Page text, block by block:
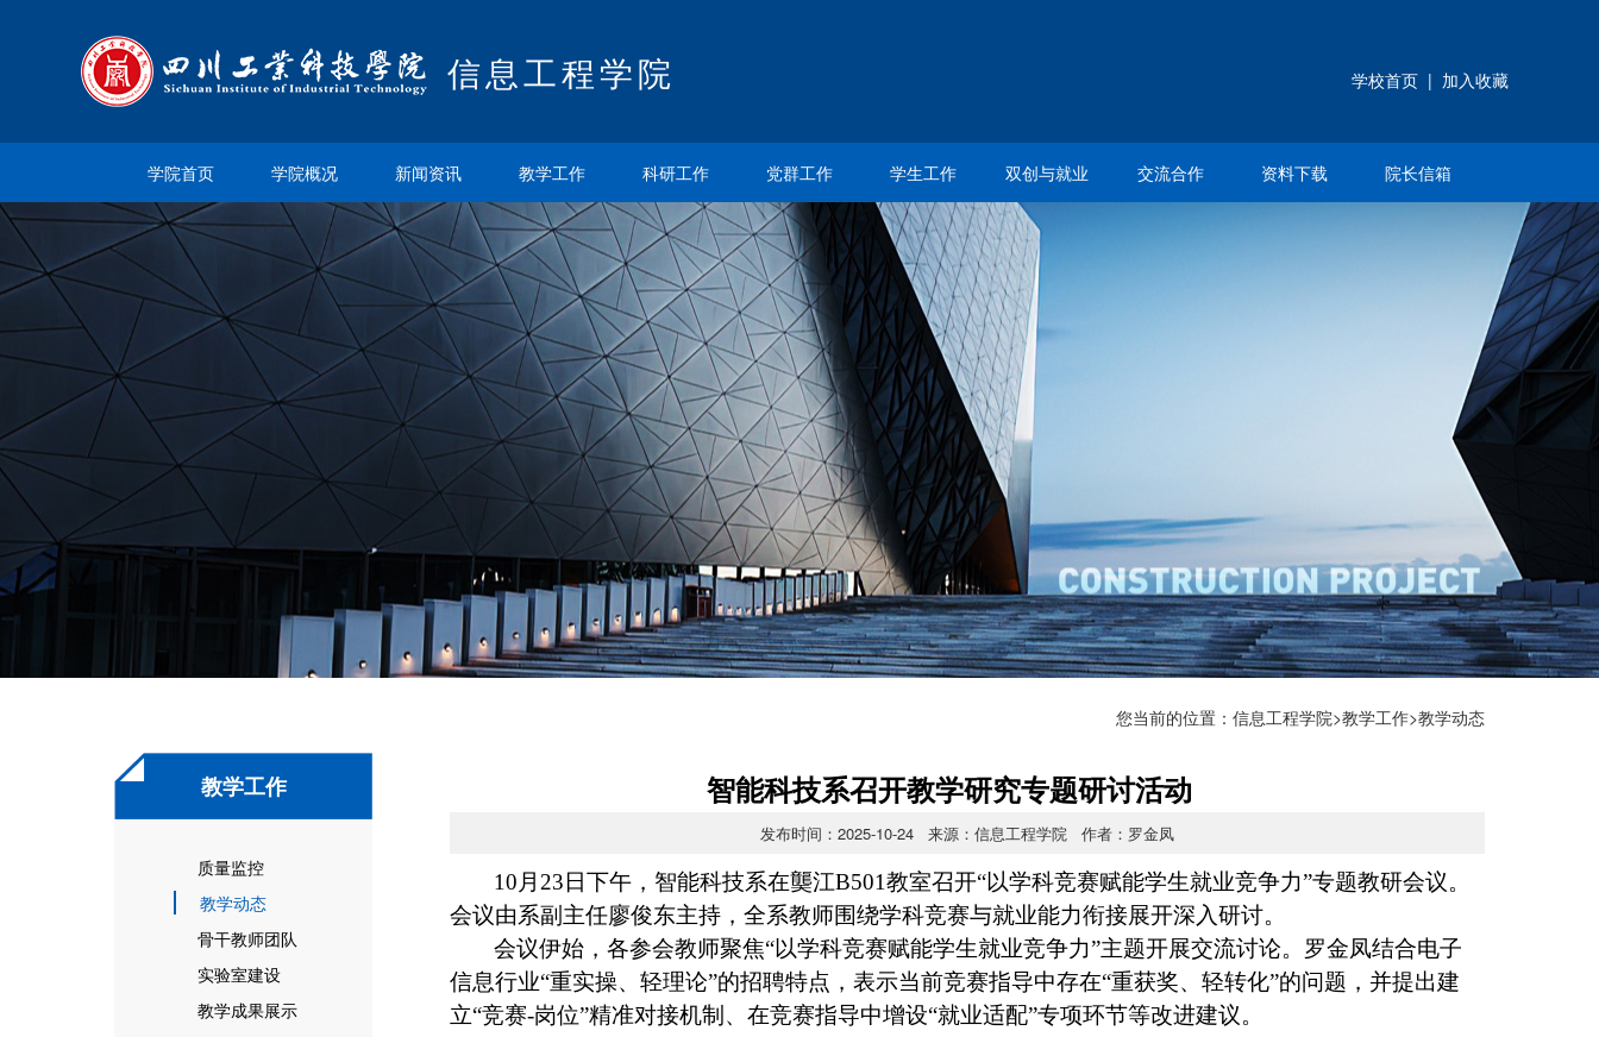
信息工程学院 学校首页 | 加入收藏
学院首页 学院概况 新闻资讯 教学工作 科研工作 党群工作 学生工作 双创与就业 交流合作 资料下载 院长信箱
教学工作
质量监控
教学动态
骨干教师团队
实验室建设
教学成果展示
您当前的位置： 信息工程学院>教学工作>教学动态
智能科技系召开教学研究专题研讨活动
发布时间：2025-10-24 来源：信息工程学院 作者：罗金凤
10月23日下午，智能科技系在龑江B501教室召开“以学科竞赛赋能学生就业竞争力”专题教研会议。
会议由系副主任廖俊东主持，全系教师围绕学科竞赛与就业能力衔接展开深入研讨。
会议伊始，各参会教师聚焦“以学科竞赛赋能学生就业竞争力”主题开展交流讨论。罗金凤结合电子
信息行业“重实操、轻理论”的招聘特点，表示当前竞赛指导中存在“重获奖、轻转化”的问题，并提出建
立“竞赛-岗位”精准对接机制、在竞赛指导中增设“就业适配”专项环节等改进建议。